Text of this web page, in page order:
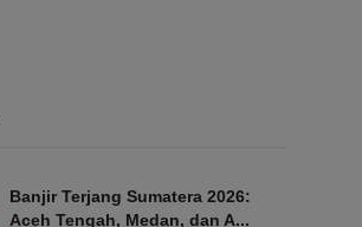
Banjir Terjang Sumatera 2026:
Aceh Tengah, Medan, dan A...